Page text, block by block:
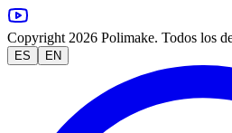
Copyright 2026 Polimake. Todos los
ES EN